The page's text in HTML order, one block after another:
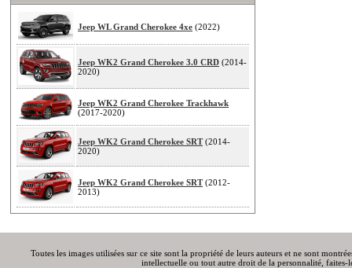
Jeep WL Grand Cherokee 4xe (2022)
Jeep WK2 Grand Cherokee 3.0 CRD (2014-
2020)
Jeep WK2 Grand Cherokee Trackhawk
(2017-2020)
Jeep WK2 Grand Cherokee SRT(2014-
2020)
Jeep WK2 Grand Cherokee SRT(2012-
2013)
Toutes les images utilisées sur ce site sont la propriété de leurs auteurs et ne sont
intellectuelle ou tout autre droit de la personnalité,